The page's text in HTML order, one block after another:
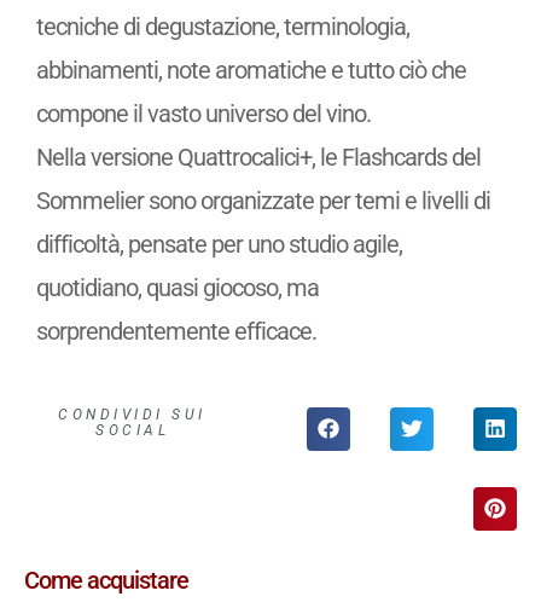
tecniche di degustazione, terminologia,
abbinamenti, note aromatiche e tutto ciò che
compone il vasto universo del vino.
Nella versione Quattrocalici+, le Flashcards del
Sommelier sono organizzate per temi e livelli di
difficoltà, pensate per uno studio agile,
quotidiano, quasi giocoso, ma
sorprendentemente efficace.
CONDIVIDI SUI
SOCIAL
Come acquistare